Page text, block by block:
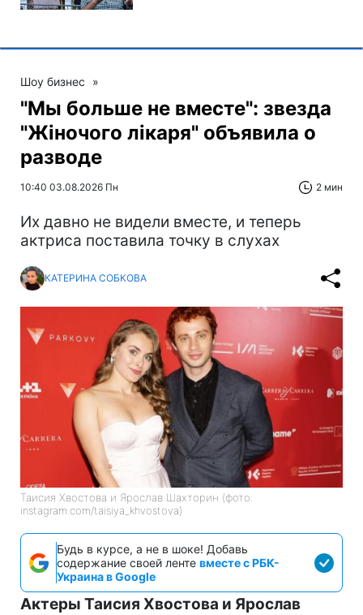
Шоу бизнес »
"Мы больше не вместе": звезда
"Жіночого лікаря" объявила о
разводе
10:40 03.08.2026 Пн 2 мин
Их давно не видели вместе, и теперь
актриса поставила точку в слухах
КАТЕРИНА СОБКОВА
Таисия Хвостова и Ярослав Шахторин (фото:
instagram.com/taisiya_khvostova)
Будь в курсе, а не в шоке! Добавь
содержание своей ленте вместе с РБК-
Украина в Google
Актеры Таисия Хвостова и Ярослав